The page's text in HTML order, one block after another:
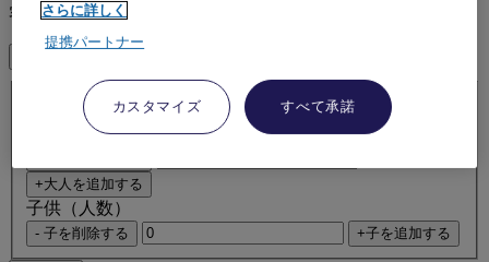
客室とゲスト
大人（人数）
+大人を追加する
子供（人数）
- 子を削除する +子を追加する
さらに詳しく
提携パートナー
カスタマイズ すべて承諾